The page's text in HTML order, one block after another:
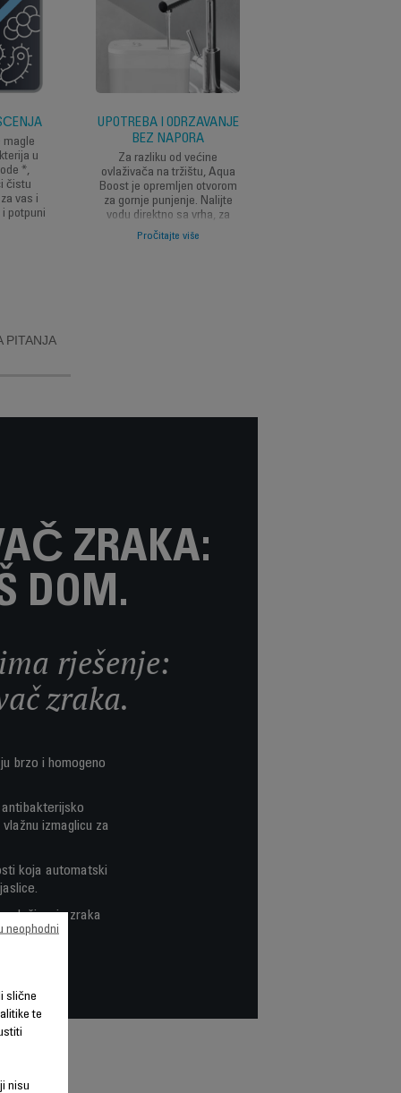
magle
u
*,
čistu
vas i
potpuni
UPOTREBA I ODRŽAVANJE
BEZ NAPORA
Za razliku od većine
ovlaživača na tržištu, Aqua
Boost je opremljen otvorom
za gornje punjenje. Nalijte
vodu direktno sa vrha, za
jedno punjenje bez
problema!
Pročitajte više
PITANJA
ZRAKA:
DOM.
rješenje:
zraka.
brzo i homogeno
izmaglicu za
koja automatski
ovlaživanje zraka
slične
te
nisu
neophodni